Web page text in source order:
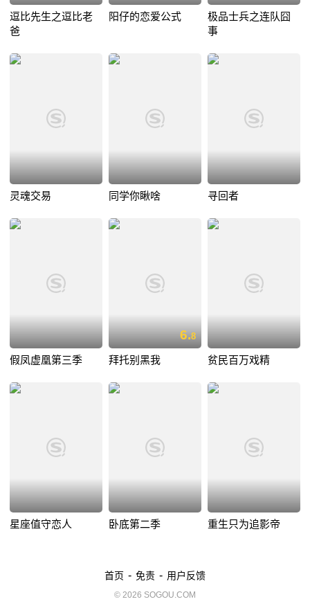
逗比先生之逗比老
爸
阳仔的恋爱公式
极品士兵之连队囧
事
灵魂交易 同学你瞅啥 寻回者
假凤虚凰第三季
6.8
拜托别黑我 贫民百万戏精
星座值守恋人 卧底第二季 重生只为追影帝
首页 - 免责 - 用户反馈
© 2026 SOGOU.COM